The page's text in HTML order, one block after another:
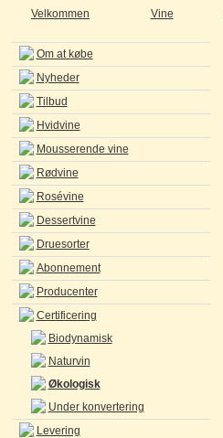
Velkommen Vine
Om at købe
Nyheder
Tilbud
Hvidvine
Mousserende vine
Rødvine
Rosévine
Dessertvine
Druesorter
Abonnement
Producenter
Certificering
Biodynamisk
Naturvin
Økologisk
Under konvertering
Levering